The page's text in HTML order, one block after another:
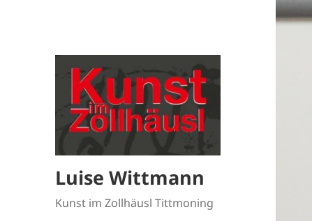
Luise Wittmann
Kunst im Zollhäusl Tittmoning